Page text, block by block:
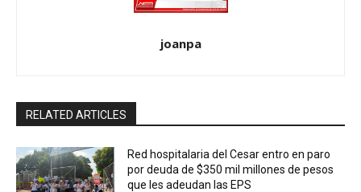
joanpa
RELATED ARTICLES
Red hospitalaria del Cesar entro en paro
por deuda de $350 mil millones de pesos
que les adeudan las EPS